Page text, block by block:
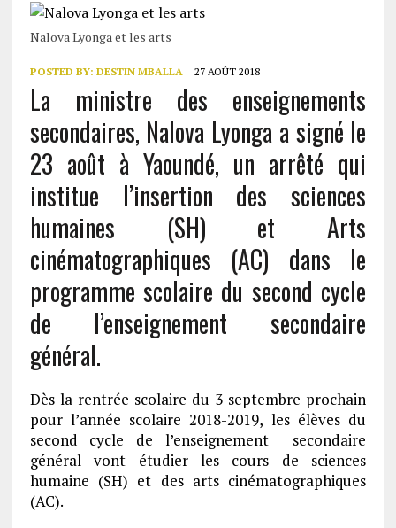
Nalova Lyonga et les arts
POSTED BY: DESTIN MBALLA 27 AOÛT 2018
La ministre des enseignements
secondaires, Nalova Lyonga a signé le
23 août à Yaoundé, un arrêté qui
institue l’insertion des sciences
humaines (SH) et Arts
cinématographiques (AC) dans le
programme scolaire du second cycle
de l’enseignement secondaire
général.
Dès la rentrée scolaire du 3 septembre prochain
pour l’année scolaire 2018-2019, les élèves du
second cycle de l’enseignement secondaire
général vont étudier les cours de sciences
humaine (SH) et des arts cinématographiques
(AC).